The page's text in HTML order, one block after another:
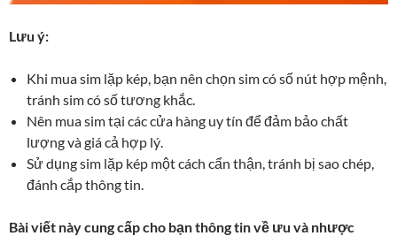
Lưu ý:
Khi mua sim lặp kép, bạn nên chọn sim có số nút hợp mệnh,
tránh sim có số tương khắc.
Nên mua sim tại các cửa hàng uy tín để đảm bảo chất
lượng và giá cả hợp lý.
Sử dụng sim lặp kép một cách cẩn thận, tránh bị sao chép,
đánh cắp thông tin.
Bài viết này cung cấp cho bạn thông tin về ưu và nhược